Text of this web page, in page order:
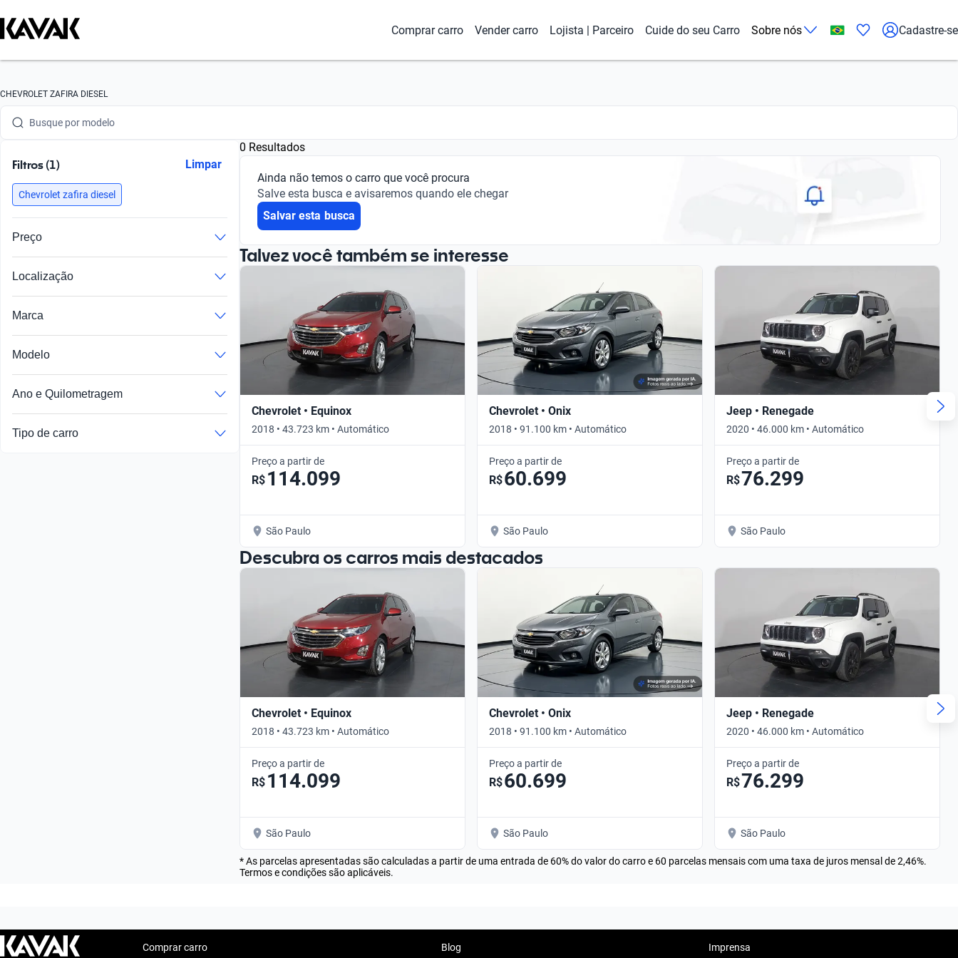
Comprar carro Vender carro Lojista | Parceiro Cuide do seu Carro Sobre nós Cadastre-se
CHEVROLET ZAFIRA DIESEL
Busque por marca
Busque por modelo
Busque por ano
Busque por marca
Busque por versão
Busque por ano
Filtros (1) Limpar
Chevrolet zafira diesel
Preço
Localização
Marca
Modelo
Ano e Quilometragem
Tipo de carro
0 Resultados
Ainda não temos o carro que você procura
Salve esta busca e avisaremos quando ele chegar
Salvar esta busca
Talvez você também se interesse
Chevrolet • Equinox
2018 • 43.723 km • Automático
Preço a partir de
R$ 114.099
São Paulo
Chevrolet • Onix
2018 • 91.100 km • Automático
Preço a partir de
R$60.699
São Paulo
Jeep • Renegade
2020 • 46.000 km • Automático
Preço a partir de
R$76.299
São Paulo
Descubra os carros mais destacados
Chevrolet • Equinox
2018 • 43.723 km • Automático
Preço a partir de
R$ 114.099
São Paulo
Chevrolet • Onix
2018 • 91.100 km • Automático
Preço a partir de
R$60.699
São Paulo
Jeep • Renegade
2020 • 46.000 km • Automático
Preço a partir de
R$76.299
São Paulo
* As parcelas apresentadas são calculadas a partir de uma entrada de 60% do valor do carro e 60 parcelas mensais com uma taxa de juros mensal de 2,46%.
Termos e condições são aplicáveis.
Comprar carro Blog Imprensa